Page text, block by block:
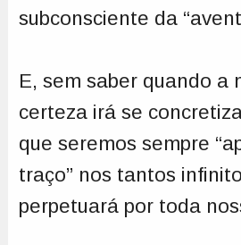
subconsciente da
E, sem saber quando a
certeza irá se
que seremos sempre
traço” nos tantos
perpetuará por toda